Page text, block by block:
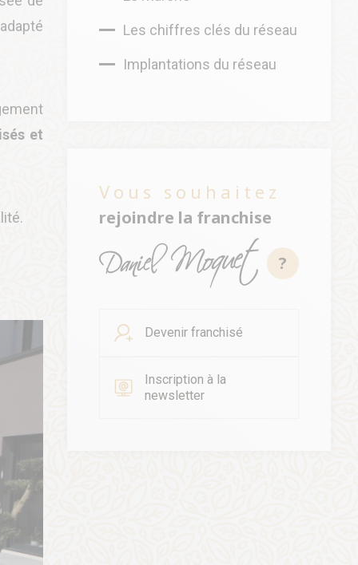
et
Les chiffres clés du réseau
Implantations du réseau
Vous souhaitez
rejoindre la franchise
?
Devenir franchisé
Inscription à la
newsletter